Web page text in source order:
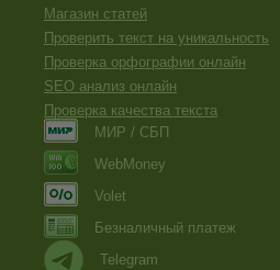
Магазин статей
Проверить текст на уникальность
Проверка орфографии онлайн
SEO анализ онлайн
Проверка качества текста
МИР / СБП
WebMoney
Volet
Безналичный платеж
Telegram